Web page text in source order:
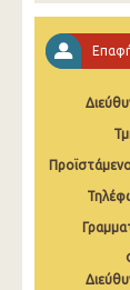
4o
3o
2o
1o
4o
3o